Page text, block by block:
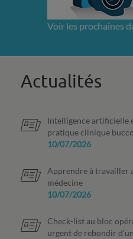
Voir les prochaines
Actualités
Intelligence artificielle
pratique clinique
10/07/2026
Apprendre à travailler
médecine
10/07/2026
Check-list au bloc
urgent de rebondir